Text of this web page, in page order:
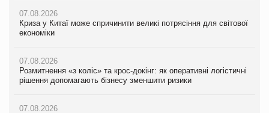
07.08.2026
Криза у Китаї може спричинити великі потрясіння для світової
економіки
07.08.2026
Розмитнення «з коліс» та крос-докінг: як оперативні логістичні
рішення допомагають бізнесу зменшити ризики
07.08.2026
07.08.2026
ICE BOSS цього літа! Новинка морозива від власної ТМ Varto
07.08.2026
EVA.UA запустила кампанію «Хто б знав» про асортимент,
07.08.2026
Криза у Китаї може спричинити великі потрясіння для світової
економіки
07.08.2026
Kraft Heinz скоротила збиток у першому півріччі
Продажі Hugo Boss впали на 9%